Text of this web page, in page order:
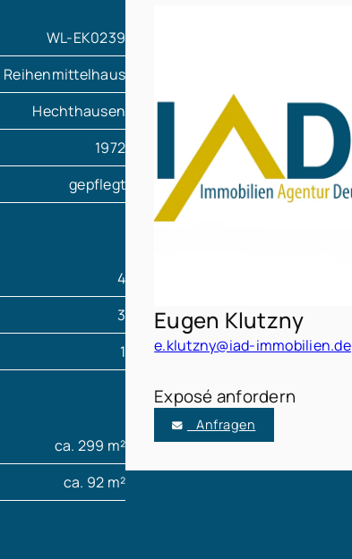
WL-EK0239
Reihenmittelhaus
Hechthausen
1972
gepflegt
4
3
1
ca. 299 m²
ca. 92 m²
Eugen Klutzny
e.klutzny@iad-immobilien.de
Exposé anfordern
Anfragen